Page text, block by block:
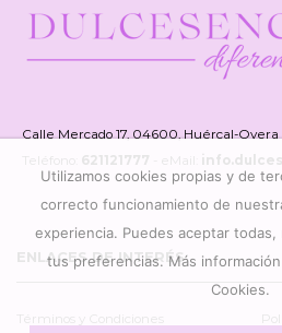
Calle Mercado 17, 04600, Huércal-
Teléfono: 621121777
ENLACES DE INTERÉS
Términos y Condiciones
Utilizamos cookies propias y de
correcto funcionamiento de
experiencia. Puedes aceptar
tus preferencias. Más
Cookies.